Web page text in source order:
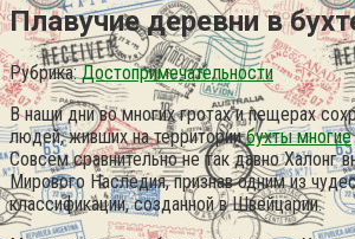
Плавучие деревни в
Рубрика: Достопримечательности
В наши дни во многих гротах и пещерах
людей, живших на территориибухты многие
Совсем сравнительно не так давно Халонг
Мирового Наследия, признав одним из
классификации, созданной в Швейцарии.